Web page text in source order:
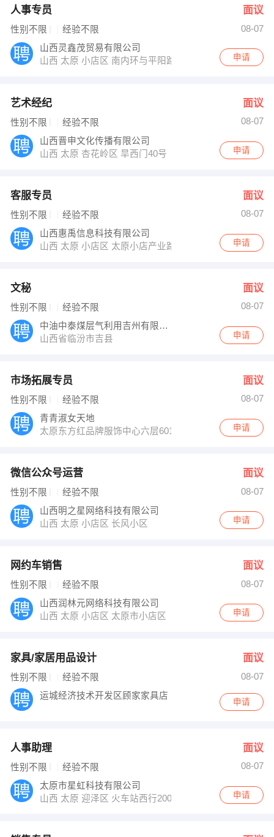
人事专员 面议
性别不限 经验不限
08-07
山西灵鑫茂贸易有限公司
山西 太原 小店区 南内环与平阳路交叉口赛格商务楼8楼
申请
艺术经纪 面议
性别不限 经验不限
08-07
山西晋申文化传播有限公司
山西 太原 杏花岭区 旱西门40号
申请
客服专员 面议
性别不限 经验不限
08-07
山西惠禹信息科技有限公司
山西 太原 小店区 太原小店产业路和创业街高新区时代广
申请
文秘 面议
性别不限 经验不限
08-07
中油中泰煤层气利用吉州有限责任公司
山西省临汾市吉县
申请
市场拓展专员 面议
性别不限 经验不限
08-07
青青淑女天地
太原东方红品牌服饰中心六层601-641
申请
微信公众号运营 面议
性别不限 经验不限
08-07
山西明之星网络科技有限公司
山西 太原 小店区 长风小区
申请
网约车销售 面议
性别不限 经验不限
08-07
山西润林元网络科技有限公司
山西 太原 小店区 太原市小店区
申请
家具/家居用品设计 面议
性别不限 经验不限
08-07
运城经济技术开发区顾家家具店
申请
人事助理 面议
性别不限 经验不限
08-07
太原市星虹科技有限公司
山西 太原 迎泽区 火车站西行200米万邦国际1421室
申请